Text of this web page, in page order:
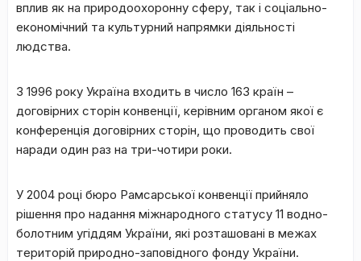
вплив як на природоохоронну сферу, так і соціально-
економічний та культурний напрямки діяльності
людства.
З 1996 року Україна входить в число 163 країн –
договірних сторін конвенції, керівним органом якої є
конференція договірних сторін, що проводить свої
наради один раз на три-чотири роки.
У 2004 році бюро Рамсарської конвенції прийняло
рішення про надання міжнародного статусу 11 водно-
болотним угіддям України, які розташовані в межах
територій природно-заповідного фонду України.